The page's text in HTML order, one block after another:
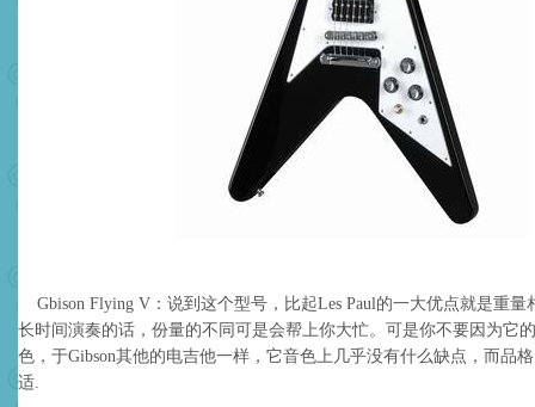
Gbison Flying V：说到这个型号，比起Les Paul的一大优点就是重量
长时间演奏的话，份量的不同可是会帮上你大忙。可是你不要因为它
色，于Gibson其他的电吉他一样，它音色上几乎没有什么缺点，而品
适.